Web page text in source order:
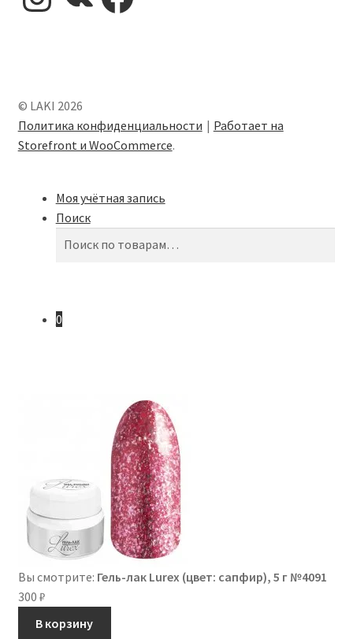
© LAKI 2026
Политика конфиденциальности
Работает на
Storefront и WooCommerce.
Моя учётная запись
Поиск
0
Вы смотрите: Гель-лак Lurex (цвет: сапфир), 5 г №4091
300 ₽
В корзину